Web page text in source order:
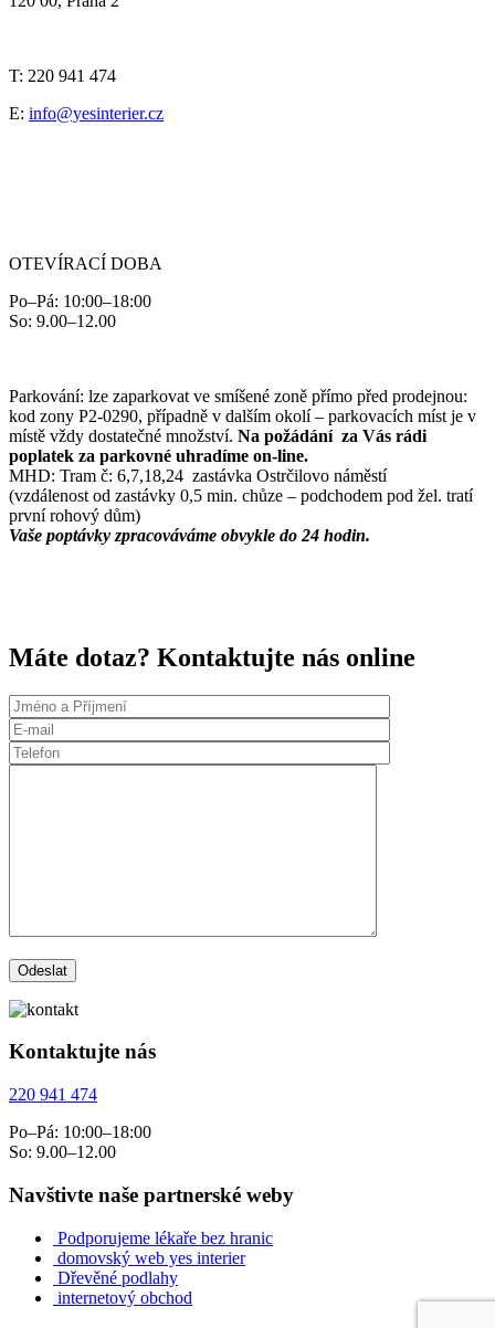
T: 220 941 474
E: info@yesinterier.cz
OTEVÍRACÍ DOBA
Po–Pá: 10:00–18:00
So: 9.00–12.00
Parkování: lze zaparkovat ve smíšené zoně přímo před prodejnou:
kod zony P2-0290, případně v dalším okolí – parkovacích míst je v
místě vždy dostatečné množství. Na požádání za Vás rádi
poplatek za parkovné uhradíme on-line.
MHD: Tram č: 6,7,18,24 zastávka Ostrčilovo náměstí
(vzdálenost od zastávky 0,5 min. chůze – podchodem pod žel. tratí
první rohový dům)
Vaše poptávky zpracováváme obvykle do 24 hodin.
Máte dotaz? Kontaktujte nás online
Kontaktujte nás
220 941 474
Po–Pá: 10:00–18:00
So: 9.00–12.00
Navštivte naše partnerské weby
Podporujeme lékaře bez hranic
domovský web yes interier
Dřevěné podlahy
internetový obchod